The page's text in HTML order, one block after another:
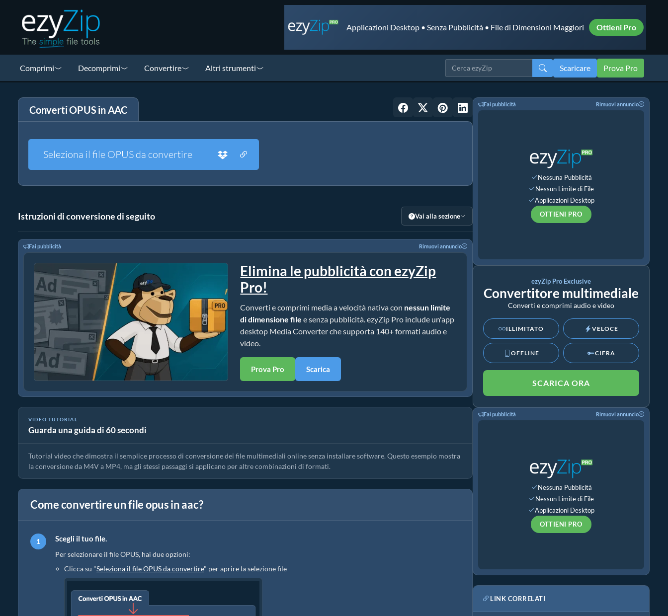
Applicazioni Desktop • Senza Pubblicità • File di Dimensioni Maggiori Ottieni Pro
Comprimi Decomprimi Convertire Altri strumenti Scaricare Prova Pro
Converti OPUS in AAC
Seleziona il file OPUS da convertire
Istruzioni di conversione di seguito Vai alla sezione
Fai pubblicità Rimuovi annuncio
Elimina le pubblicità con ezyZip
Pro!
Converti e comprimi media a velocità nativa con nessun limite
di dimensione file e senza pubblicità. ezyZip Pro include un'app
desktop Media Converter che supporta 140+ formati audio e
video.
Prova Pro Scarica
VIDEO TUTORIAL
Guarda una guida di 60 secondi
Come convertire file multimediali
Tutorial video che dimostra il semplice processo di conversione dei file multimediali online senza installare software. Questo esempio mostra
la conversione da M4V a MP4, ma gli stessi passaggi si applicano per altre combinazioni di formati.
Come convertire un file opus in aac?
Scegli il tuo file.
Per selezionare il file OPUS, hai due opzioni:
Clicca su "Seleziona il file OPUS da convertire" per aprire la selezione file
Fai pubblicità Rimuovi annuncio
Nessuna Pubblicità
Nessun Limite di File
Applicazioni Desktop
OTTIENI PRO
ezyZip Pro Exclusive
Convertitore multimediale
Converti e comprimi audio e video
ILLIMITATO VELOCE
OFFLINE CIFRA
SCARICA ORA
Fai pubblicità Rimuovi annuncio
Nessuna Pubblicità
Nessun Limite di File
Applicazioni Desktop
OTTIENI PRO
LINK CORRELATI